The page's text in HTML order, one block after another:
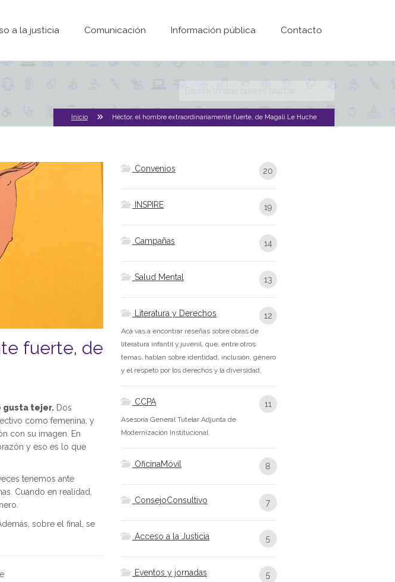
a la justicia Comunicación Información pública Contacto
Formulario de
búsqueda
Inicio Héctor, el hombre extraordinariamente fuerte, de Magali Le Huche
fuerte, de
gusta tejer. Dos
como femenina, y
con su imagen. En
y eso es lo que
tenemos ante
Cuando en realidad,
sobre el final, se
Convenios 20
INSPIRE 19
Campañas 14
Salud Mental 13
Literatura y Derechos 12
Acá vas a encontrar reseñas sobre obras de
literatura infantil y juvenil, que, entre otros
temas, hablan sobre identidad, inclusión, género
y el respeto por los derechos y la diversidad.
CCPA 11
Asesoría General Tutelar Adjunta de
Modernización Institucional
OficinaMóvil 8
ConsejoConsultivo 7
Acceso a la Justicia 5
Eventos y jornadas 5